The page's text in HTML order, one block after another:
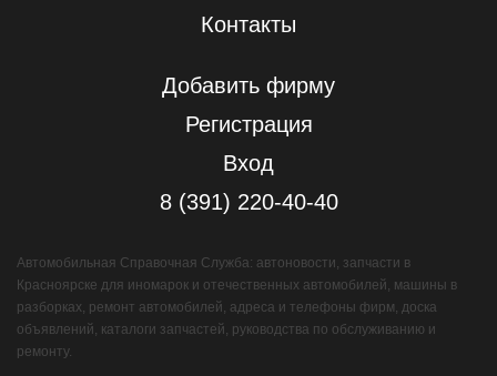
Контакты
Добавить фирму
Регистрация
Вход
8 (391) 220-40-40
Автомобильная Справочная Служба: автоновости, запчасти в
Красноярске для иномарок и отечественных автомобилей, машины в
разборках, ремонт автомобилей, адреса и телефоны фирм, доска
объявлений, каталоги запчастей, руководства по обслуживанию и
ремонту.